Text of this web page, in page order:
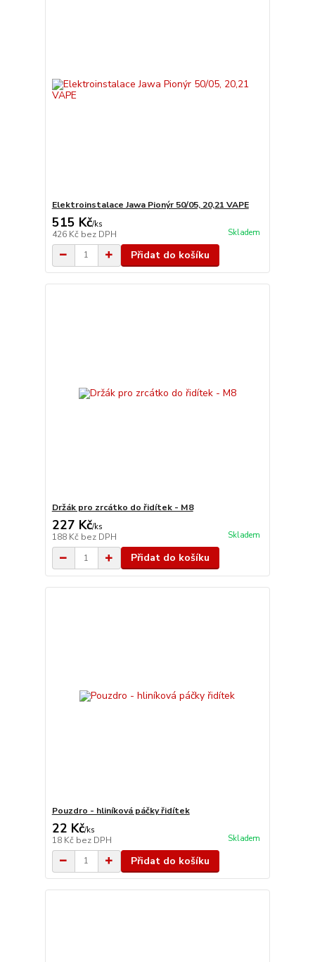
Elektroinstalace Jawa Pionýr 50/05, 20,21 VAPE
515 Kč/ks
426 Kč bez DPH Skladem
Přidat do košíku
Držák pro zrcátko do řidítek - M8
227 Kč/ks
188 Kč bez DPH Skladem
Přidat do košíku
Pouzdro - hliníková páčky řidítek
22 Kč/ks
18 Kč bez DPH Skladem
Přidat do košíku